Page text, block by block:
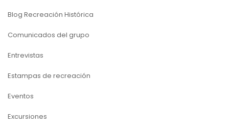
Blog Recreación Histórica
Comunicados del grupo
Entrevistas
Estampas de recreación
Eventos
Excursiones